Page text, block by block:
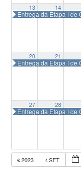
13
Entrega da Etapa I de
14
20
Entrega da Etapa I de
21
27
Entrega da Etapa I de
28
2023 SET